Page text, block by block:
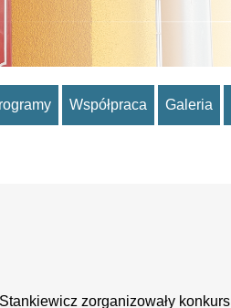
Współpraca Galeria
zorganizowały konkurs